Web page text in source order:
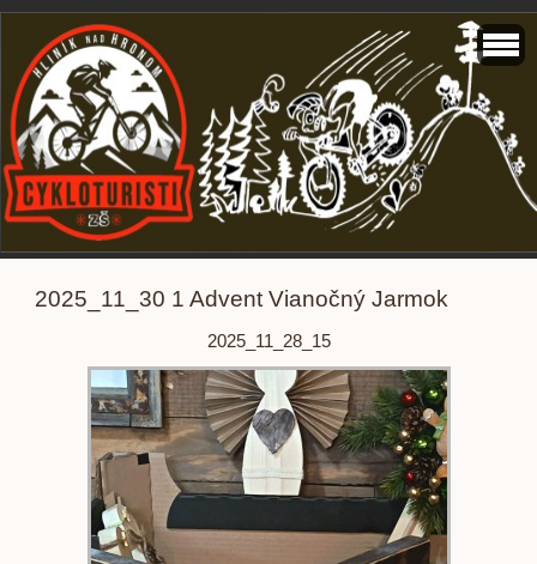
2025_11_30 1 Advent Vianočný Jarmok
2025_11_28_15